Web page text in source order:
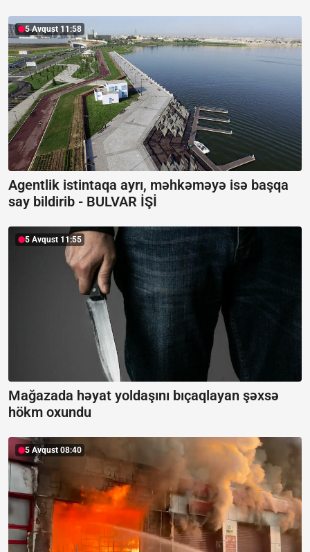
5 Avqust 11:58
Agentlik istintaqa ayrı, məhkəməyə isə başqa
say bildirib - BULVAR İŞİ
5 Avqust 11:55
Mağazada həyat yoldaşını bıçaqlayan şəxsə
hökm oxundu
5 Avqust 08:40